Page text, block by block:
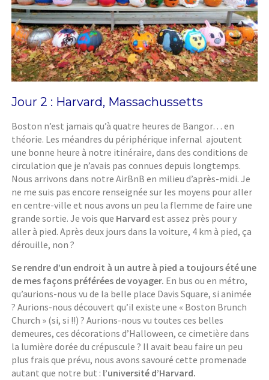
Jour 2 : Harvard, Massachussetts
Boston n’est jamais qu’à quatre heures de Bangor… en
théorie. Les méandres du périphérique infernal ajoutent
une bonne heure à notre itinéraire, dans des conditions de
circulation que je n’avais pas connues depuis longtemps.
Nous arrivons dans notre AirBnB en milieu d’après-midi. Je
ne me suis pas encore renseignée sur les moyens pour aller
en centre-ville et nous avons un peu la flemme de faire une
grande sortie. Je vois que Harvard est assez près pour y
aller à pied. Après deux jours dans la voiture, 4 km à pied, ça
dérouille, non ?
Se rendre d’un endroit à un autre à pied a toujours été une
de mes façons préférées de voyager. En bus ou en métro,
qu’aurions-nous vu de la belle place Davis Square, si animée
? Aurions-nous découvert qu’il existe une « Boston Brunch
Church » (si, si !!) ? Aurions-nous vu toutes ces belles
demeures, ces décorations d’Halloween, ce cimetière dans
la lumière dorée du crépuscule ? Il avait beau faire un peu
plus frais que prévu, nous avons savouré cette promenade
autant que notre but : l’université d’Harvard.